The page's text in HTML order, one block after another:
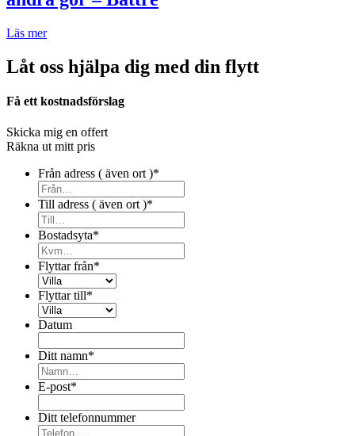
Läs mer
Låt oss hjälpa dig med din flytt
Få ett kostnadsförslag
Skicka mig en offert
Räkna ut mitt pris
Från adress ( även ort )*
Till adress ( även ort )*
Bostadsyta*
Flyttar från*
Flyttar till*
Datum
Ditt namn*
E-post*
Ditt telefonnummer